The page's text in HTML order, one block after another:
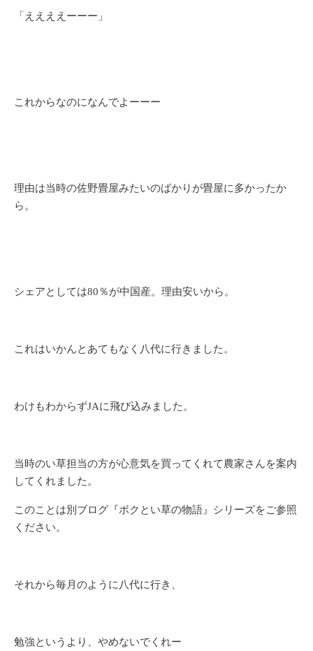
「ええええーーー」
これからなのになんでよーーー
理由は当時の佐野畳屋みたいのばかりが畳屋に多かったか
ら。
シェアとしては80％が中国産。理由安いから。
これはいかんとあてもなく八代に行きました。
わけもわからずJAに飛び込みました。
当時のい草担当の方が心意気を買ってくれて農家さんを案内
してくれました。
このことは別ブログ『ボクとい草の物語』シリーズをご参照
ください。
それから毎月のように八代に行き、
勉強というより、やめないでくれー